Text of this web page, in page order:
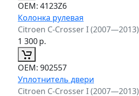
ОЕМ: 4123Z6
Колонка рулевая
Citroen C-Crosser I (2007—2013)
1 300р.
ОЕМ: 902557
Уплотнитель двери
Citroen C-Crosser I (2007—2013)